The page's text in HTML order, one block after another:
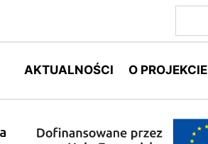
AKTUALNOŚCI O PROJEKCIE